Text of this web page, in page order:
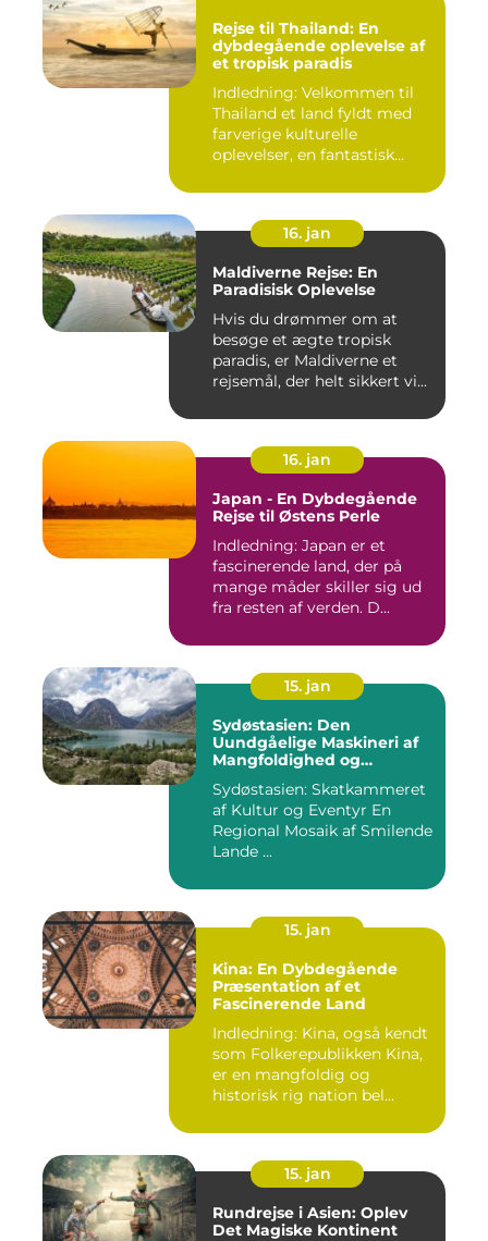
Rejse til Thailand: En
dybdegående oplevelse af
et tropisk paradis
Indledning: Velkommen til
Thailand et land fyldt med
farverige kulturelle
oplevelser, en fantastisk...
16. jan
Maldiverne Rejse: En
Paradisisk Oplevelse
Hvis du drømmer om at
besøge et ægte tropisk
paradis, er Maldiverne et
rejsemål, der helt sikkert vi...
16. jan
Japan - En Dybdegående
Rejse til Østens Perle
Indledning: Japan er et
fascinerende land, der på
mange måder skiller sig ud
fra resten af verden. D...
15. jan
Sydøstasien: Den
Uundgåelige Maskineri af
Mangfoldighed og
HER]
Sydøstasien: Skatkammeret
af Kultur og Eventyr En
Regional Mosaik af Smilende
Lande ...
15. jan
Kina: En Dybdegående
Præsentation af et
Fascinerende Land
Indledning: Kina, også kendt
som Folkerepublikken Kina,
er en mangfoldig og
historisk rig nation bel...
15. jan
Rundrejse i Asien: Oplev
Det Magiske Kontinent